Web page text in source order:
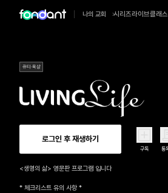
나의 교회 시리즈라이브클래스
큐티·묵상
로그인 후 재생하기
구독 통
<생명의 삶> 영문판 프로그램 입니다
* 체크리스트 유의 사항 *